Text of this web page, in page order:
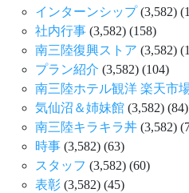
インターンシップ(3,582)
社内行事 (3,582) (158)
南三陸復興ストア (3,582)
プラン紹介 (3,582) (104)
南三陸ホテル観洋 楽天市
気仙沼＆姉妹館 (3,582) (84)
南三陸キラキラ丼 (3,582)
時事 (3,582) (63)
スタッフ (3,582) (60)
表彰 (3,582) (45)